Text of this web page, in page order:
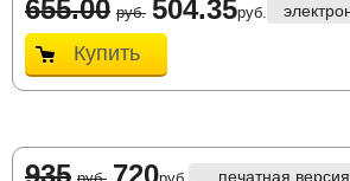
655.00 руб. 504.35руб.
Купить
935 720 печатная версия